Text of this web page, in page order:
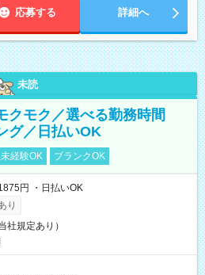
応募する 詳細へ
未読
クモク／選べる勤務時間
グ／日払いOK
経験OK ブランクOK
円 ・日払いOK
り
社規定あり）